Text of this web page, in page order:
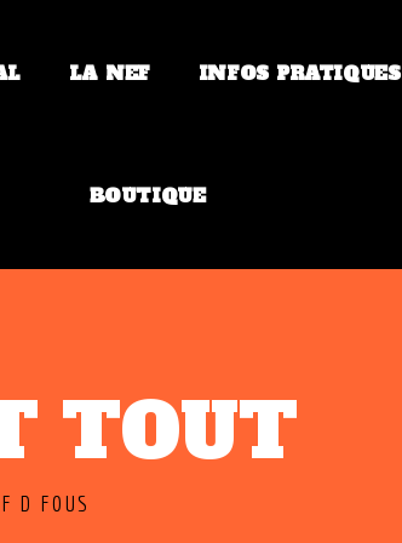
LA NEF INFOS PRATIQUES
BOUTIQUE
TOUT
D FOUS